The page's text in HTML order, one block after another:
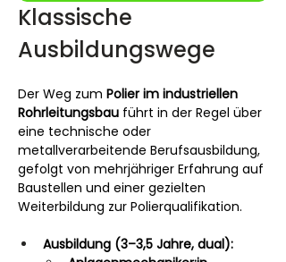
Klassische
Ausbildungswege
Der Weg zum Polier im industriellen
Rohrleitungsbau führt in der Regel über
eine technische oder
metallverarbeitende Berufsausbildung,
gefolgt von mehrjähriger Erfahrung auf
Baustellen und einer gezielten
Weiterbildung zur Polierqualifikation.
Ausbildung (3–3,5 Jahre, dual):